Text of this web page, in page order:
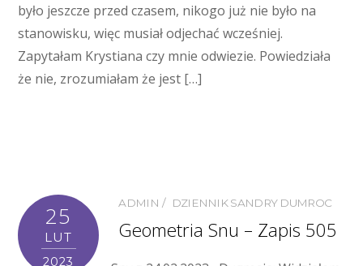
było jeszcze przed czasem, nikogo już nie było na
stanowisku, więc musiał odjechać wcześniej.
Zapytałam Krystiana czy mnie odwiezie. Powiedziała
że nie, zrozumiałam że jest […]
25
LUT
2023
ADMIN DZIENNIK SANDRY DUMROC
Geometria Snu – Zapis 505